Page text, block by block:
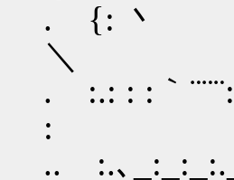
. {: 丶 ´-
＼
. :.: : :｀
:
.. :.､